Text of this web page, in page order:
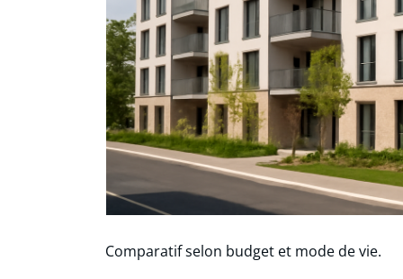
Comparatif selon budget et mode de vie.